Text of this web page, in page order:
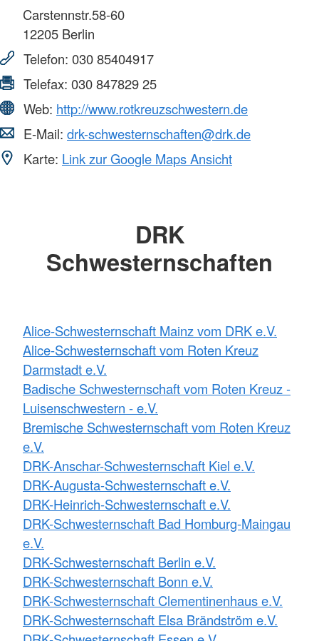
Carstennstr.58-60
12205 Berlin
Telefon: 030 85404917
Telefax: 030 847829 25
Web: http://www.rotkreuzschwestern.de
E-Mail: drk-schwesternschaften@drk.de
Karte: Link zur Google Maps Ansicht
DRK
Schwesternschaften
Alice-Schwesternschaft Mainz vom DRK e.V.
Alice-Schwesternschaft vom Roten Kreuz
Darmstadt e.V.
Badische Schwesternschaft vom Roten Kreuz -
Luisenschwestern - e.V.
Bremische Schwesternschaft vom Roten Kreuz
e.V.
DRK-Anschar-Schwesternschaft Kiel e.V.
DRK-Augusta-Schwesternschaft e.V.
DRK-Heinrich-Schwesternschaft e.V.
DRK-Schwesternschaft Bad Homburg-Maingau
e.V.
DRK-Schwesternschaft Berlin e.V.
DRK-Schwesternschaft Bonn e.V.
DRK-Schwesternschaft Clementinenhaus e.V.
DRK-Schwesternschaft Elsa Brändström e.V.